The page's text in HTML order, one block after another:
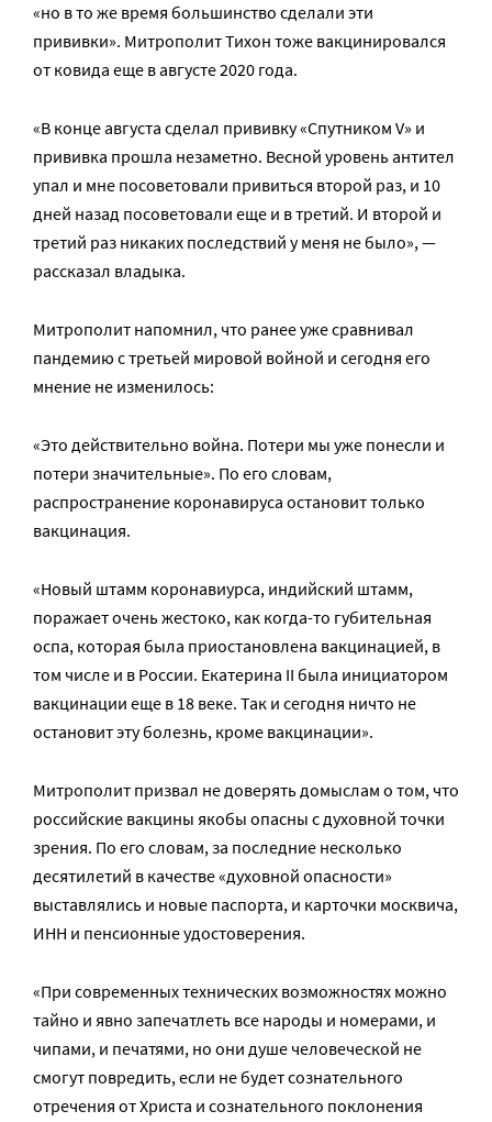
«но в то же время большинство сделали эти
прививки». Митрополит Тихон тоже вакцинировался
от ковида еще в августе 2020 года.
«В конце августа сделал прививку «Спутником V» и
прививка прошла незаметно. Весной уровень антител
упал и мне посоветовали привиться второй раз, и 10
дней назад посоветовали еще и в третий. И второй и
третий раз никаких последствий у меня не было», —
рассказал владыка.
Митрополит напомнил, что ранее уже сравнивал
пандемию с третьей мировой войной и сегодня его
мнение не изменилось:
«Это действительно война. Потери мы уже понесли и
потери значительные». По его словам,
распространение коронавируса остановит только
вакцинация.
«Новый штамм коронавиурса, индийский штамм,
поражает очень жестоко, как когда-то губительная
оспа, которая была приостановлена вакцинацией, в
том числе и в России. Екатерина II была инициатором
вакцинации еще в 18 веке. Так и сегодня ничто не
остановит эту болезнь, кроме вакцинации».
Митрополит призвал не доверять домыслам о том, что
российские вакцины якобы опасны с духовной точки
зрения. По его словам, за последние несколько
десятилетий в качестве «духовной опасности»
выставлялись и новые паспорта, и карточки москвича,
ИНН и пенсионные удостоверения.
«При современных технических возможностях можно
тайно и явно запечатлеть все народы и номерами, и
чипами, и печатями, но они душе человеческой не
смогут повредить, если не будет сознательного
отречения от Христа и сознательного поклонения